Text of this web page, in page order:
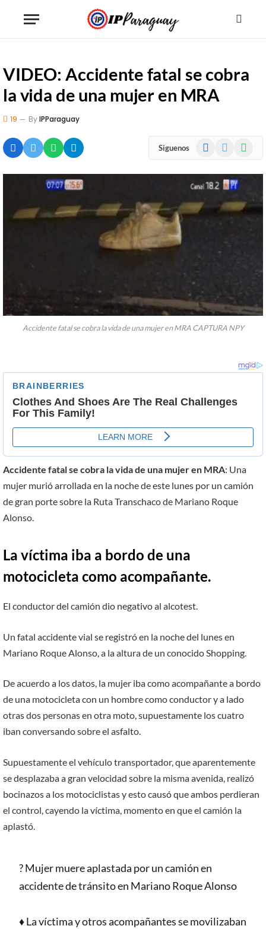
VIDEO: Accidente fatal se cobra
la vida de una mujer en MRA
19 ByIPParaguay
Siguenos Facebook
Accidente fatal se cobra la vida de una mujer en MRA CAPTURA NPY
Accidente fatal se cobra la vida de una mujer en MRA: Una
mujer murió arrollada en la noche de este lunes por un camión
de gran porte sobre la Ruta Transchaco de Mariano Roque
Alonso.
La víctima iba a bordo de una
motocicleta como acompañante.
El conductor del camión dio negativo al alcotest.
Un fatal accidente vial se registró en la noche del lunes en
Mariano Roque Alonso, a la altura de un conocido Shopping.
De acuerdo a los datos, la mujer iba como acompañante a bordo
de una motocicleta con un hombre como conductor y a lado
otras dos personas en otra moto, supuestamente los cuatro
iban conversando sobre el asfalto.
Supuestamente el vehículo transportador, que aparentemente
se desplazaba a gran velocidad sobre la misma avenida, realizó
bocinazos a los motociclistas y esto causó que ambos perdieran
el control, cayendo la víctima, momento en que el camión la
aplastó.
? Mujer muere aplastada por un camión en
accidente de tránsito en Mariano Roque Alonso
♦️ La víctima y otros acompañantes se movilizaban